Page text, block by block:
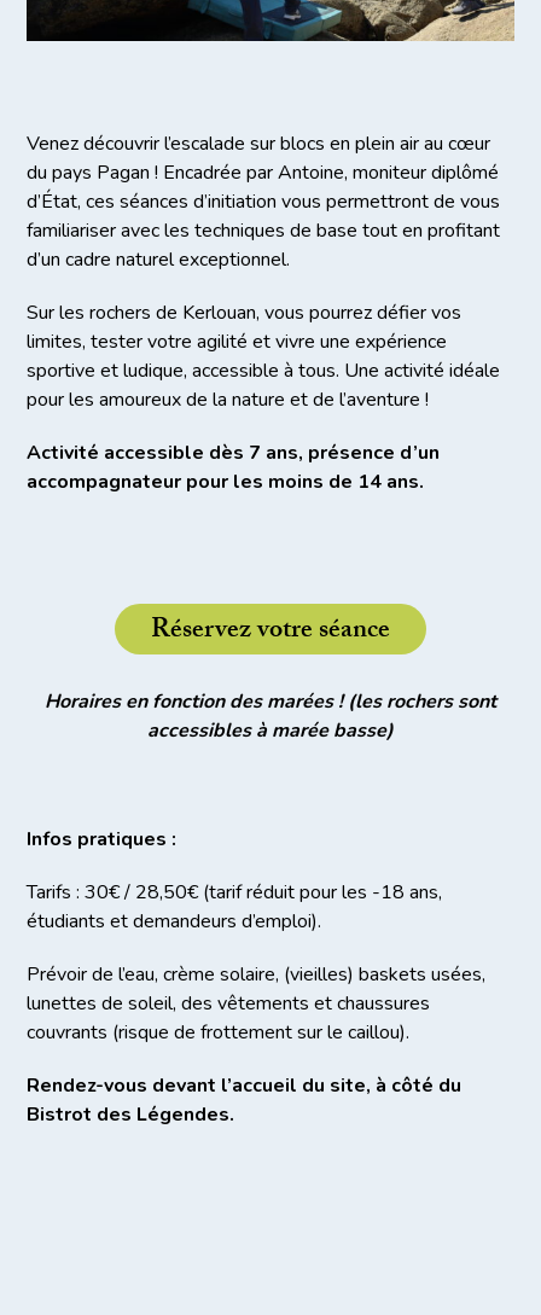
Venez découvrir l’escalade sur blocs en plein air au cœur
du pays Pagan ! Encadrée par Antoine, moniteur diplômé
d’État, ces séances d’initiation vous permettront de vous
familiariser avec les techniques de base tout en profitant
d’un cadre naturel exceptionnel.
Sur les rochers de Kerlouan, vous pourrez défier vos
limites, tester votre agilité et vivre une expérience
sportive et ludique, accessible à tous. Une activité idéale
pour les amoureux de la nature et de l’aventure !
Activité accessible dès 7 ans, présence d’un
accompagnateur pour les moins de 14 ans.
Réservez votre séance
Horaires en fonction des marées ! (les rochers sont
accessibles à marée basse)
Infos pratiques :
Tarifs : 30€ / 28,50€ (tarif réduit pour les -18 ans,
étudiants et demandeurs d’emploi).
Prévoir de l’eau, crème solaire, (vieilles) baskets usées,
lunettes de soleil, des vêtements et chaussures
couvrants (risque de frottement sur le caillou).
Rendez-vous devant l’accueil du site, à côté du
Bistrot des Légendes.